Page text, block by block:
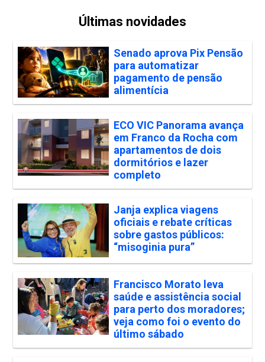
Últimas novidades
Senado aprova Pix Pensão
para automatizar
pagamento de pensão
alimentícia
ECO VIC Panorama avança
em Franco da Rocha com
apartamentos de dois
dormitórios e lazer
completo
Janja explica viagens
oficiais e rebate críticas
sobre gastos públicos:
“misoginia pura”
Francisco Morato leva
saúde e assistência social
para perto dos moradores;
veja como foi o evento do
último sábado